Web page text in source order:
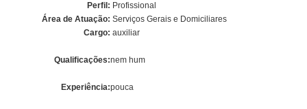
Perfil: Profissional
Área de Atuação: Serviços Gerais e Domiciliares
Cargo: auxiliar
Qualificações:nem hum
Experiência:pouca